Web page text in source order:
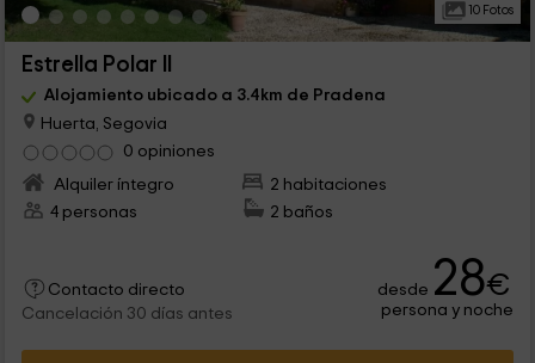
10 Fotos
Estrella Polar II
Alojamiento ubicado a 3.4km de Pradena
Huerta, Segovia
0 opiniones
Alquiler íntegro
2 habitaciones
4 personas
2 baños
Contacto directo
Cancelación 30 días antes
desde 28€
persona y noche